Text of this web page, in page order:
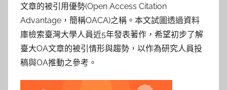
文章的被引用優勢(Open Access Citation
Advantage，簡稱OACA)之稱。本文試圖透過資料
庫檢索臺灣大學人員近5年發表著作，希望初步了解
臺大OA文章的被引情形與趨勢，以作為研究人員投
稿與OA推動之參考。